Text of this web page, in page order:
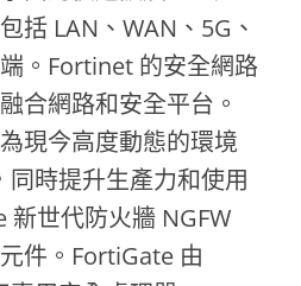
括 LAN、WAN、5G、
。Fortinet 的安全網路
合網路和安全平台。
現今高度動態的環境
同時提升生產力和使用
新世代防火牆 NGFW
件。FortiGate 由